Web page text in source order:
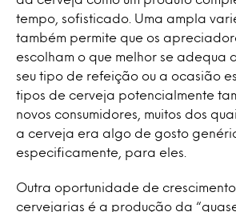
tempo, sofisticado. Uma ampla
também permite que os
escolham o que melhor se adequa
seu tipo de refeição ou a ocasião
tipos de cerveja potencialmente
novos consumidores, muitos dos
a cerveja era algo de gosto
especificamente, para eles.
Outra oportunidade de
cervejarias é a produção da